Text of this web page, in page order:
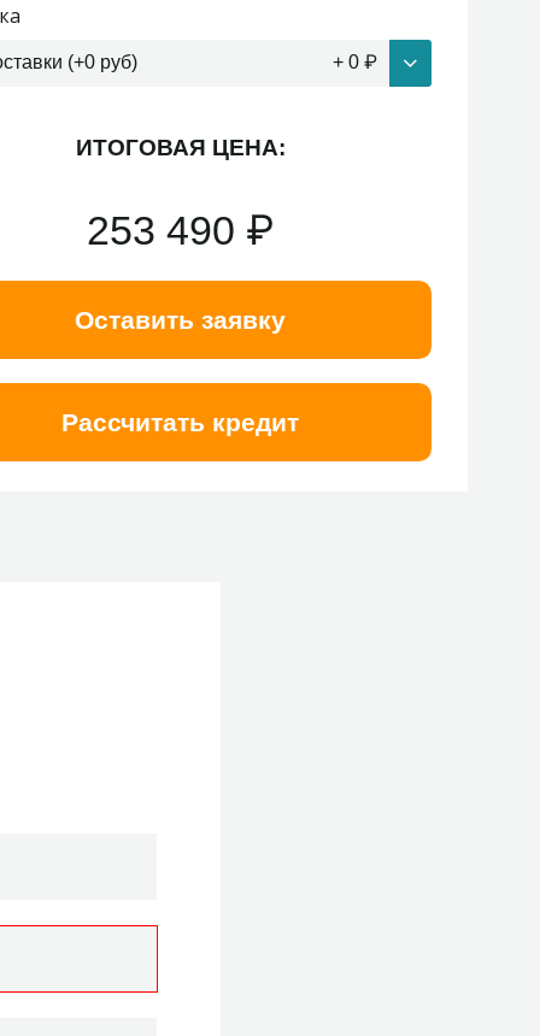
(+0 руб) + 0 ₽
ИТОГОВАЯ ЦЕНА:
253 490 ₽
Оставить заявку
Рассчитать кредит